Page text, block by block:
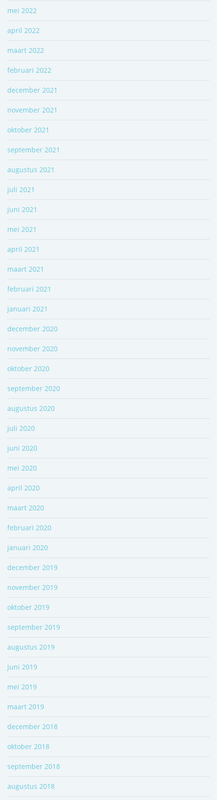
mei 2022
april 2022
maart 2022
februari 2022
december 2021
november 2021
oktober 2021
september 2021
augustus 2021
juli 2021
juni 2021
mei 2021
april 2021
maart 2021
februari 2021
januari 2021
december 2020
november 2020
oktober 2020
september 2020
augustus 2020
juli 2020
juni 2020
mei 2020
april 2020
maart 2020
februari 2020
januari 2020
december 2019
november 2019
oktober 2019
september 2019
augustus 2019
juni 2019
mei 2019
maart 2019
december 2018
oktober 2018
september 2018
augustus 2018